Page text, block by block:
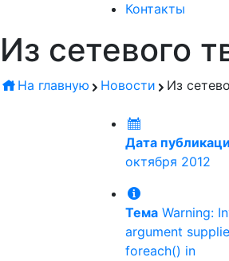
Контакты
Из сетевого
На главную Новости Из
Дата
октября 2012
Тема Warning:
argument
foreach() in